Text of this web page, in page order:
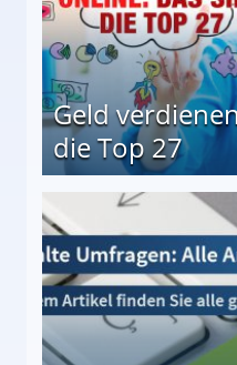
Geld
die Top 27